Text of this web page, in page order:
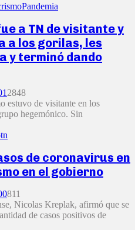
Pandemia
a TN de visitante y
a los gorilas, les
y terminó dando
1 2848
estuvo de visitante en los
hegemónico. Sin
tn
de coronavirus en
en el gobierno
0811
Nicolas Kreplak, afirmó que se
de casos positivos de